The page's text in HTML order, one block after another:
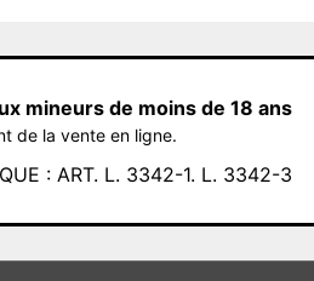
mineurs de moins de 18 ans
de la vente en ligne.
: ART. L. 3342-1. L. 3342-3